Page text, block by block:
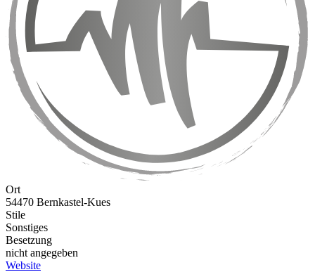
Ort
54470 Bernkastel-Kues
Stile
Sonstiges
Besetzung
nicht angegeben
Website